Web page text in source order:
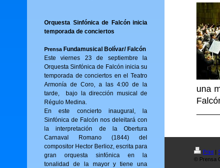
Orquesta Sinfónica de Falcón inicia
temporada de conciertos
PrensaFundamusical Bolívar/ Falcón
Este viernes 23 de septiembre la
Orquesta Sinfónica de Falcón inicia su
temporada de conciertos en el Teatro
Armonía de Coro, a las 4:00 de la
tarde, bajo la dirección musical de
Régulo Medina.
En este concierto inaugural, la
Sinfónica de Falcón nos deleitará con
la interpretación de la Obertura
Carnaval Romano (1844) del
compositor Hector Berlioz, escrita para
gran orquesta sinfónica en la
tonalidad de la mayor y tiene una
una
Print |
© Prensa